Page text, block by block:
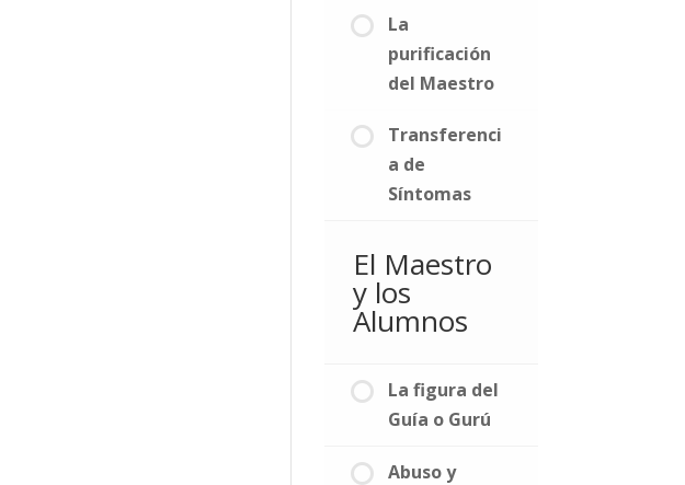
La
purificación
del Maestro
Transferenci
a de
Síntomas
El Maestro
y los
Alumnos
La figura del
Guía o Gurú
Abuso y